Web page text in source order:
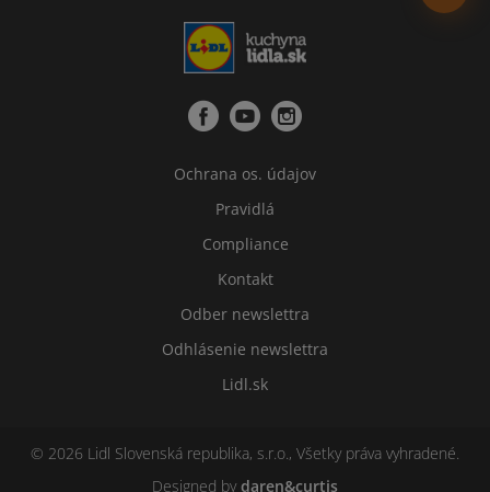
Ochrana os. údajov
Pravidlá
Compliance
Kontakt
Odber newslettra
Odhlásenie newslettra
Lidl.sk
© 2026 Lidl Slovenská republika, s.r.o., Všetky práva vyhradené.
Designed bydaren&curtis